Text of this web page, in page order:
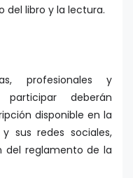
del libro y la lectura.
profesionales y
deberán
disponible en la
sus redes sociales,
del reglamento de la